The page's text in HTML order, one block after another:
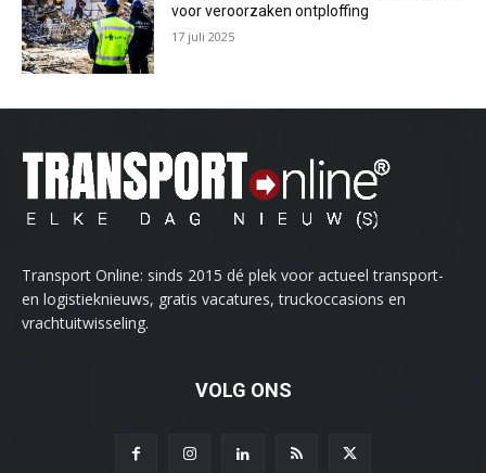
voor veroorzaken ontploffing
17 juli 2025
Transport Online: sinds 2015 dé plek voor actueel transport-
en logistieknieuws, gratis vacatures, truckoccasions en
vrachtuitwisseling.
VOLG ONS